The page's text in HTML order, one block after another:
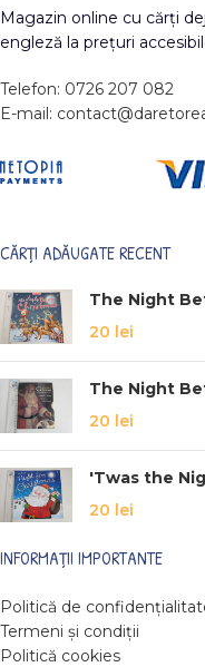
Magazin online cu cărți
engleză la prețuri
Telefon: 0726 207 082
E-mail:
CĂRȚI ADĂUGATE RECENT
The Night
20 lei
The Night
20 lei
'Twas the
20 lei
INFORMAȚII IMPORTANTE
Politică de
Termeni și condiții
Politică cookies